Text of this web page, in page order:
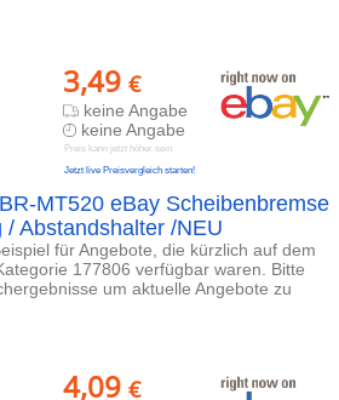
3,49 €
keine Angabe
keine Angabe
Preis kann jetzt höher sein
Jetzt live Preisvergleich starten!
MT520 eBay Scheibenbremse
Abstandshalter /NEU
für Angebote, die kürzlich auf dem
177806 verfügbar waren. Bitte
um aktuelle Angebote zu
4,09 €